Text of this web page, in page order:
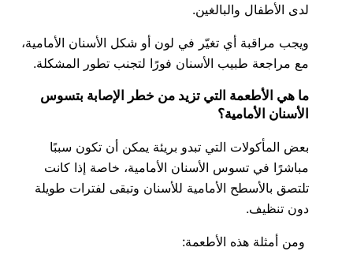
لدى الأطفال والبالغين.
ويجب مراقبة أي تغيّر في لون أو شكل الأسنان الأمامية،
مع مراجعة طبيب الأسنان فورًا لتجنب تطور المشكلة.
ما هي الأطعمة التي تزيد من خطر الإصابة بتسوس
الأسنان الأمامية؟
بعض المأكولات التي تبدو بريئة يمكن أن تكون سببًا
مباشرًا في تسوس الأسنان الأمامية، خاصة إذا كانت
تلتصق بالأسطح الأمامية للأسنان وتبقى لفترات طويلة
دون تنظيف.
ومن أمثلة هذه الأطعمة: